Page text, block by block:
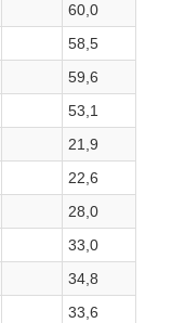
60,0
58,5
59,6
53,1
21,9
22,6
28,0
33,0
34,8
33,6